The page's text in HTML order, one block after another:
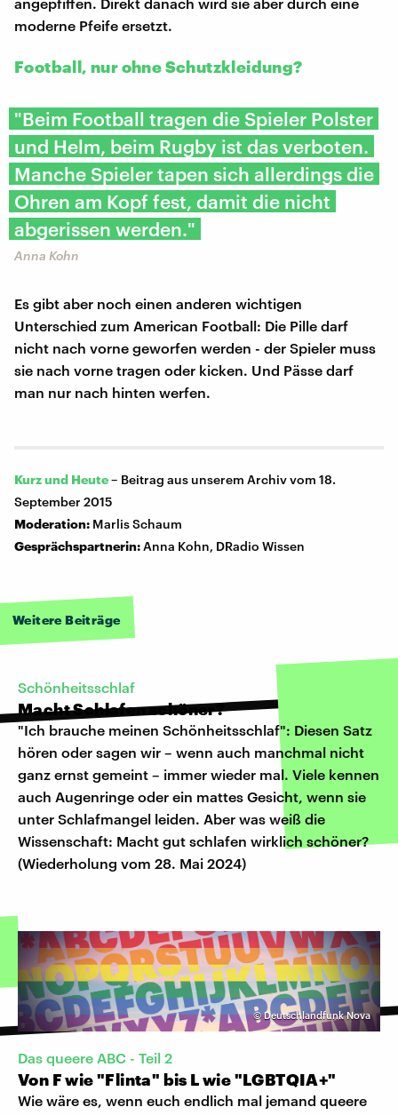
angepfiffen. Direkt danach wird sie aber durch eine
moderne Pfeife ersetzt.
Football, nur ohne Schutzkleidung?
"Beim Football tragen die Spieler Polster
und Helm, beim Rugby ist das verboten.
Manche Spieler tapen sich allerdings die
Ohren am Kopf fest, damit die nicht
abgerissen werden."
Anna Kohn
Es gibt aber noch einen anderen wichtigen
Unterschied zum American Football: Die Pille darf
nicht nach vorne geworfen werden - der Spieler muss
sie nach vorne tragen oder kicken. Und Pässe darf
man nur nach hinten werfen.
Kurz und Heute– Beitrag aus unserem Archiv vom 18.
September 2015
Moderation: Marlis Schaum
Gesprächspartnerin:Anna Kohn, DRadio Wissen
Weitere Beiträge
Schönheitsschlaf
Macht Schlafen schöner?
"Ich brauche meinen Schönheitsschlaf": Diesen Satz
hören oder sagen wir – wenn auch manchmal nicht
ganz ernst gemeint – immer wieder mal. Viele kennen
auch Augenringe oder ein mattes Gesicht, wenn sie
unter Schlafmangel leiden. Aber was weiß die
Wissenschaft: Macht gut schlafen wirklich schöner?
(Wiederholung vom 28. Mai 2024)
©Deutschlandfunk Nova
Das queere ABC - Teil 2
Von F wie "Flinta" bis L wie "LGBTQIA+"
Wie wäre es, wenn euch endlich mal jemand queere